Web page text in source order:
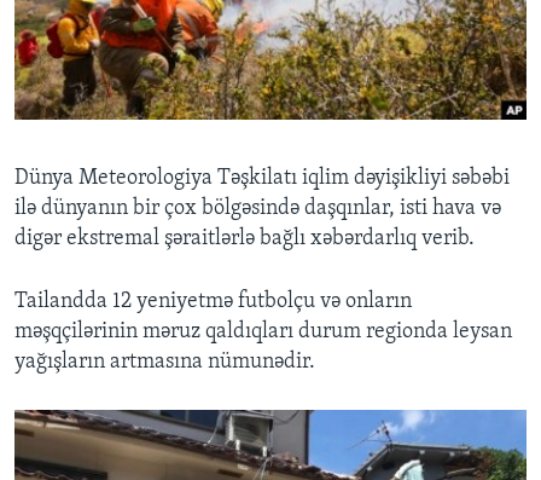
BIZI IZLƏYIN
Dillər
Dünya Meteorologiya Təşkilatı iqlim dəyişikliyi səbəbi
ilə dünyanın bir çox bölgəsində daşqınlar, isti hava və
digər ekstremal şəraitlərlə bağlı xəbərdarlıq verib.
Tailandda 12 yeniyetmə futbolçu və onların
məşqçilərinin məruz qaldıqları durum regionda leysan
yağışların artmasına nümunədir.